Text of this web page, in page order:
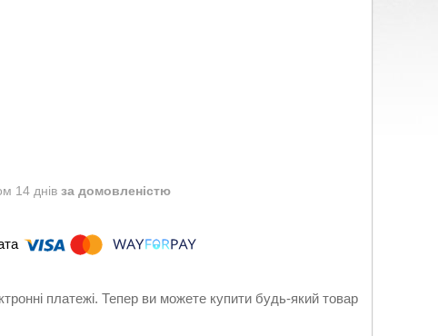
14 днів за домовленістю
платежі. Тепер ви можете купити будь-який товар